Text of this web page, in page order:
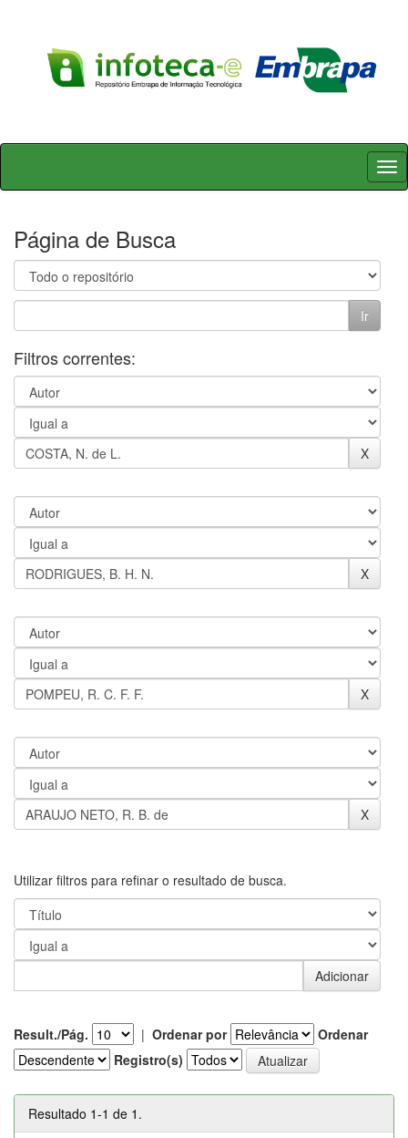
Skip
Página de Busca
Filtros correntes:
Utilizar filtros para refinar o resultado de busca.
Result./Pág. | Ordenar por
Ordenar
Registro(s)
Resultado 1-1 de 1.